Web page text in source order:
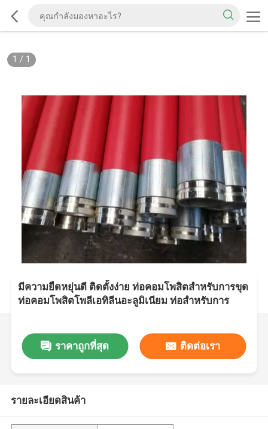
1 / 1
มีความยืดหยุ่นดี ติดตั้งง่าย ท่อคอมโพสิตสำหรับการขุด
ท่อคอมโพสิตโพลีเอทิลีนอะลูมิเนียม ท่อสำหรับการ
ราคาถูกที่สุด ติดต่อเรา
รายละเอียดสินค้า